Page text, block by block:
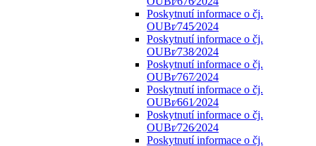
Poskytnutí informace o čj.
OUBr⁄745⁄2024
Poskytnutí informace o čj.
OUBr⁄738⁄2024
Poskytnutí informace o čj.
OUBr⁄767⁄2024
Poskytnutí informace o čj.
OUBr⁄661⁄2024
Poskytnutí informace o čj.
OUBr⁄726⁄2024
Poskytnutí informace o čj.